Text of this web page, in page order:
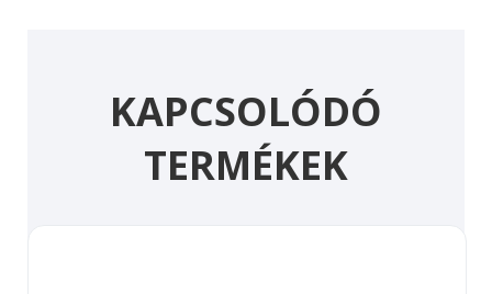
KAPCSOLÓDÓ
TERMÉKEK